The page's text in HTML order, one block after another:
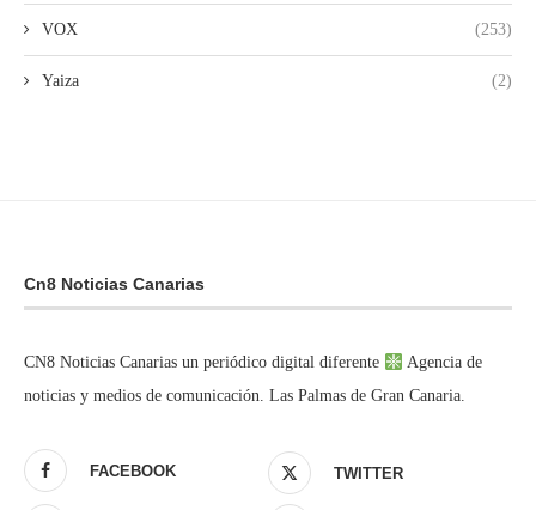
VOX (253)
Yaiza (2)
Cn8 Noticias Canarias
CN8 Noticias Canarias un periódico digital diferente
Agencia de
noticias y medios de comunicación. Las Palmas de Gran Canaria.
FACEBOOK TWITTER